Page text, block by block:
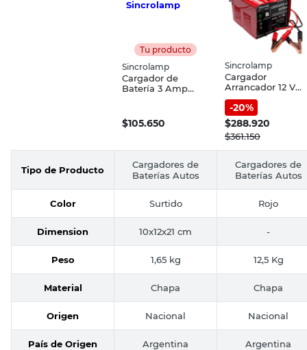
Tu producto
Sincrolamp
Cargador de
Batería 3 Amp
$105.650
Sincrolamp
Cargador
Arrancador 12 V
300 Amp
Sincrolamp
-20%
$288.920
$361.150
Tipo de Producto
Cargadores de
Baterías Autos
Cargadores de
Baterías Autos
Color Surtido Rojo
Dimension 10x12x21 cm -
Peso 1,65 kg 12,5 Kg
Material Chapa Chapa
Origen Nacional Nacional
País de Origen Argentina Argentina